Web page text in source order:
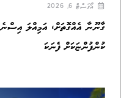
އޯގަސްޓް 6, 2026
ގާނޫނާ އެއްގޮތަށް، އަމިއްލަ
ކުންފުންޏަކަށް ފެނަކަ